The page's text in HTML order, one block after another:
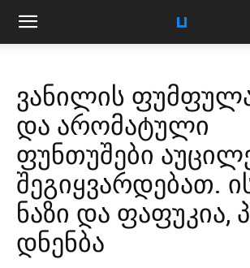
ვანილის
და არომატული
ფუნთუშები
შეგიყვარდებათ.
ნაზი და ფაფუკია,
დნენბა